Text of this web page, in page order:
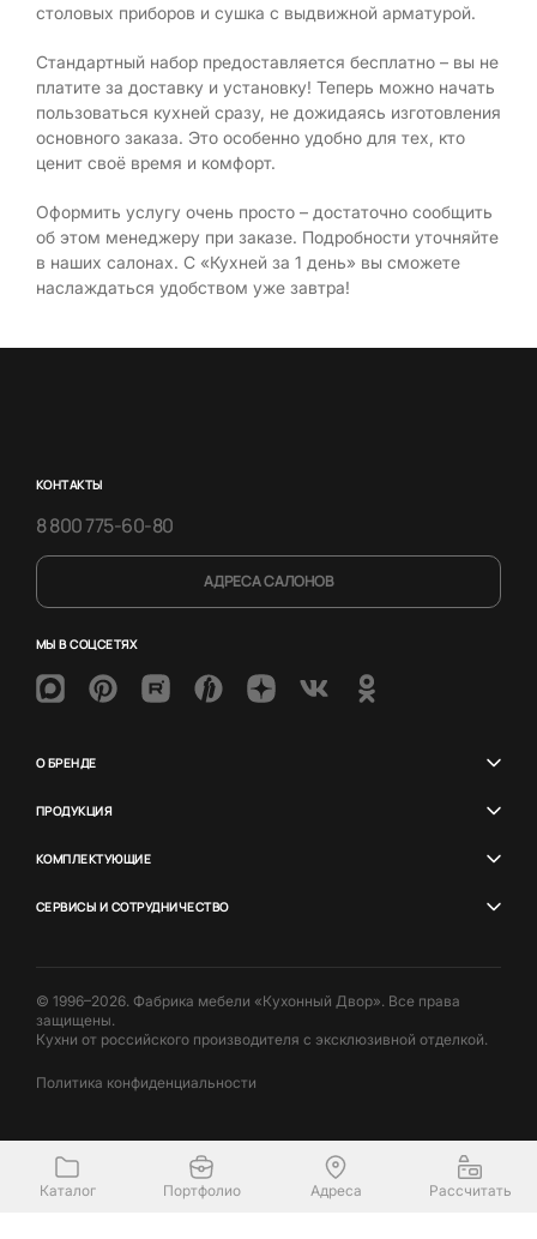
столовых приборов и сушка с выдвижной арматурой.
Стандартный набор предоставляется бесплатно – вы не
платите за доставку и установку! Теперь можно начать
пользоваться кухней сразу, не дожидаясь изготовления
основного заказа. Это особенно удобно для тех, кто
ценит своё время и комфорт.
Оформить услугу очень просто – достаточно сообщить
об этом менеджеру при заказе. Подробности уточняйте
в наших салонах. С «Кухней за 1 день» вы сможете
наслаждаться удобством уже завтра!
КОНТАКТЫ
8 800 775-60-80
АДРЕСА САЛОНОВ
МЫ В СОЦСЕТЯХ
О БРЕНДЕ
ПРОДУКЦИЯ
КОМПЛЕКТУЮЩИЕ
СЕРВИСЫ И СОТРУДНИЧЕСТВО
© 1996–2026. Фабрика мебели «Кухонный Двор». Все права
защищены.
Кухни от российского производителя с эксклюзивной отделкой.
Политика конфиденциальности
Каталог Портфолио Адреса Рассчитать